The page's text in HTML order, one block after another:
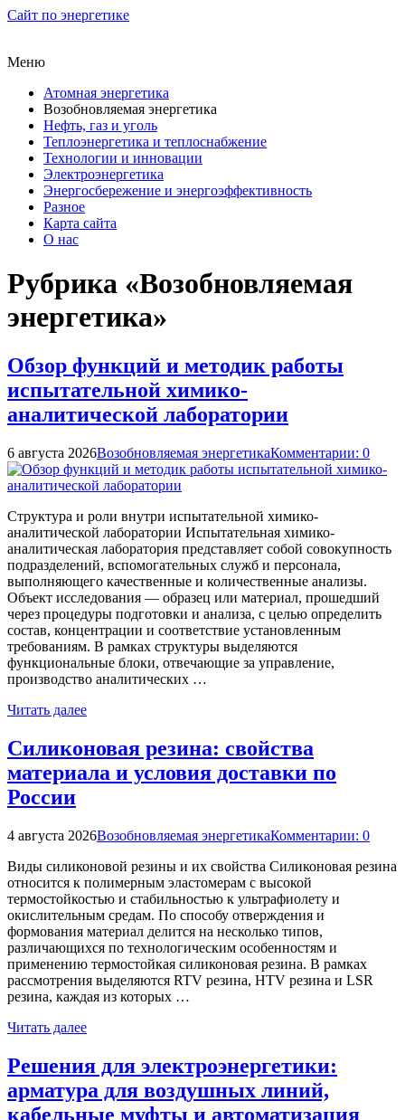
Сайт по энергетике
Меню
Атомная энергетика
Возобновляемая энергетика
Нефть, газ и уголь
Теплоэнергетика и теплоснабжение
Технологии и инновации
Электроэнергетика
Энергосбережение и энергоэффективность
Разное
Карта сайта
О нас
Рубрика «Возобновляемая
энергетика»
Обзор функций и методик работы
испытательной химико-
аналитической лаборатории
6 августа 2026Возобновляемая энергетикаКомментарии: 0
Структура и роли внутри испытательной химико-
аналитической лаборатории Испытательная химико-
аналитическая лаборатория представляет собой совокупность
подразделений, вспомогательных служб и персонала,
выполняющего качественные и количественные анализы.
Объект исследования — образец или материал, прошедший
через процедуры подготовки и анализа, с целью определить
состав, концентрации и соответствие установленным
требованиям. В рамках структуры выделяются
функциональные блоки, отвечающие за управление,
производство аналитических …
Читать далее
Силиконовая резина: свойства
материала и условия доставки по
России
4 августа 2026Возобновляемая энергетикаКомментарии: 0
Виды силиконовой резины и их свойства Силиконовая резина
относится к полимерным эластомерам с высокой
термостойкостью и стабильностью к ультрафиолету и
окислительным средам. По способу отверждения и
формования материал делится на несколько типов,
различающихся по технологическим особенностям и
применению термостойкая силиконовая резина. В рамках
рассмотрения выделяются RTV резина, HTV резина и LSR
резина, каждая из которых …
Читать далее
Решения для электроэнергетики:
арматура для воздушных линий,
кабельные муфты и автоматизация